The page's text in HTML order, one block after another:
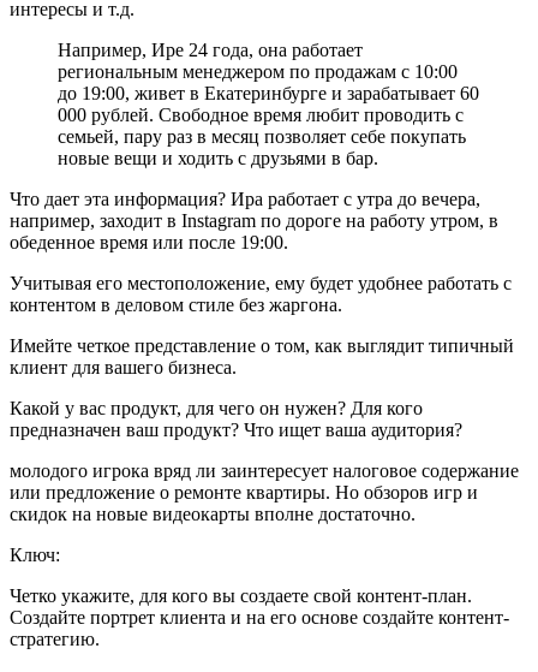
интересы и т.д.
Например, Ире 24 года, она работает
региональным менеджером по продажам с 10:00
до 19:00, живет в Екатеринбурге и зарабатывает 60
000 рублей. Свободное время любит проводить с
семьей, пару раз в месяц позволяет себе покупать
новые вещи и ходить с друзьями в бар.
Что дает эта информация? Ира работает с утра до вечера,
например, заходит в Instagram по дороге на работу утром, в
обеденное время или после 19:00.
Учитывая его местоположение, ему будет удобнее работать с
контентом в деловом стиле без жаргона.
Имейте четкое представление о том, как выглядит типичный
клиент для вашего бизнеса.
Какой у вас продукт, для чего он нужен? Для кого
предназначен ваш продукт? Что ищет ваша аудитория?
молодого игрока вряд ли заинтересует налоговое содержание
или предложение о ремонте квартиры. Но обзоров игр и
скидок на новые видеокарты вполне достаточно.
Ключ:
Четко укажите, для кого вы создаете свой контент-план.
Создайте портрет клиента и на его основе создайте контент-
стратегию.